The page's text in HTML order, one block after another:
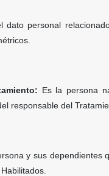
dato personal
Es la persona
responsable del
y sus dependientes